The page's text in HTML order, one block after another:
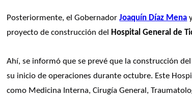
Posteriormente, el Gobernador Joaquín Díaz Mena
proyecto de construcción del
Hospital General de
Ahí, se informó que se prevé que la construcción
su inicio de operaciones durante octubre. Este
como Medicina Interna, Cirugía General,